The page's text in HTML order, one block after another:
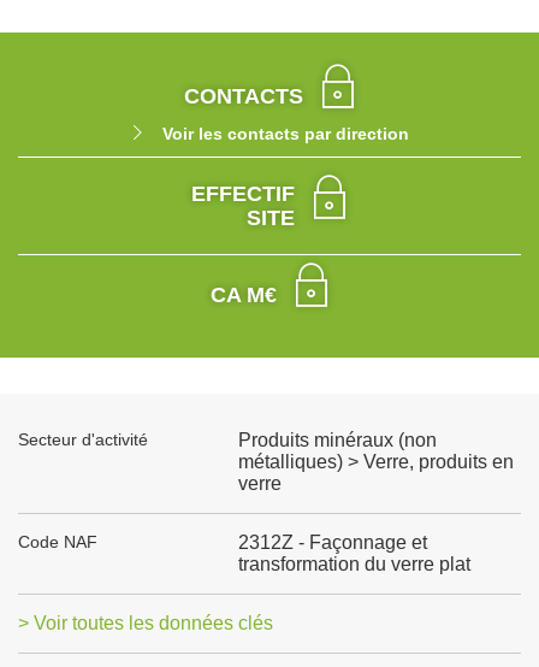
CONTACTS
Voir les contacts par direction
EFFECTIF
SITE
CA M€
Secteur d'activité
Produits minéraux (non
métalliques) > Verre, produits en
verre
Code NAF
2312Z - Façonnage et
transformation du verre plat
> Voir toutes les données clés